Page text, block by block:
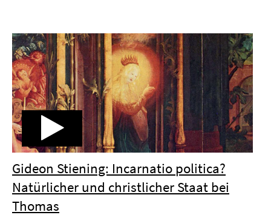
Gideon Stiening: Incarnatio politica?
Natürlicher und christlicher Staat bei
Thomas